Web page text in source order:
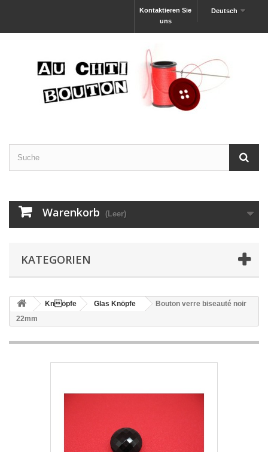
Deutsch
Kontaktieren Sie
uns
Warenkorb (Leer)
KATEGORIEN
Knöpfe Glas Knöpfe
Bouton verre biseauté noir
22mm